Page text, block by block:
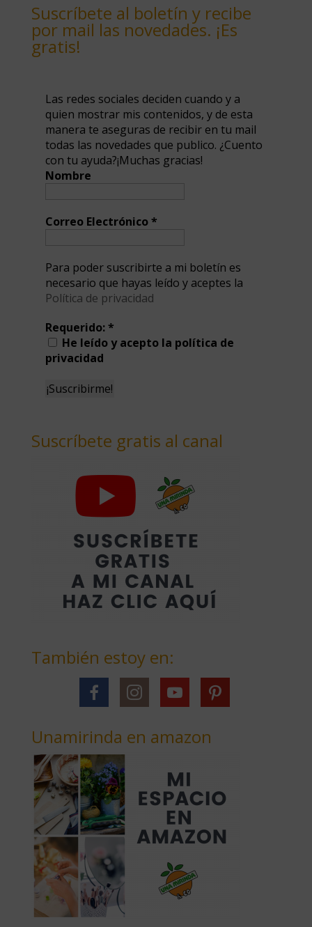
Suscríbete al boletín y recibe
por mail las novedades. ¡Es
gratis!
Las redes sociales deciden cuando y a
quien mostrar mis contenidos, y de esta
manera te aseguras de recibir en tu mail
todas las novedades que publico. ¿Cuento
con tu ayuda?¡Muchas gracias!
Nombre
Correo Electrónico*
Para poder suscribirte a mi boletín es
necesario que hayas leído y aceptes la
Política de privacidad
Requerido:*
He leído y acepto la política de
privacidad
Suscríbete gratis al canal
También estoy en:
Unamirinda en amazon